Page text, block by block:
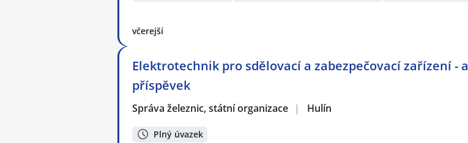
včerejší
Elektrotechnik pro sdělovací a zabezpečovací zařízení -
příspěvek
Správa železnic, státní organizace | Hulín
Plný úvazek